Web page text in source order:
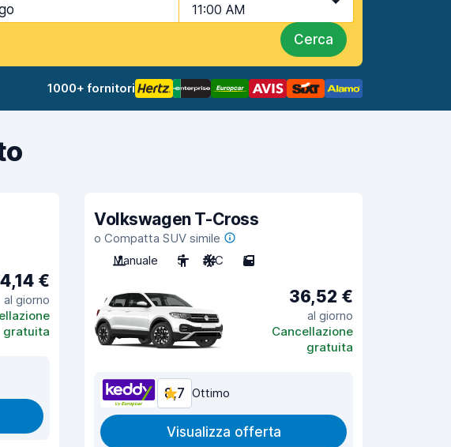
11:00 AM
Cerca
1000+ fornitori
€
al giorno
gratuita
Volkswagen T-Cross
o Compatta SUV simile
Manuale
5 A/C 5
36,52 €
al giorno
Cancellazione
gratuita
8,7 Ottimo
Visualizza offerta